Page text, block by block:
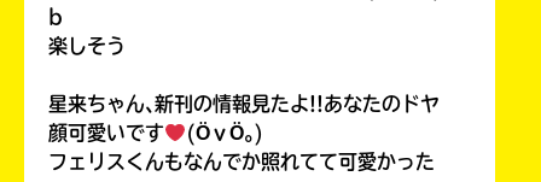
b
楽しそう
星来ちゃん､新刊の情報見たよ!!あなたのドヤ
顔可愛いです
(ӦｖӦ｡)
フェリスくんもなんでか照れてて可愛かった